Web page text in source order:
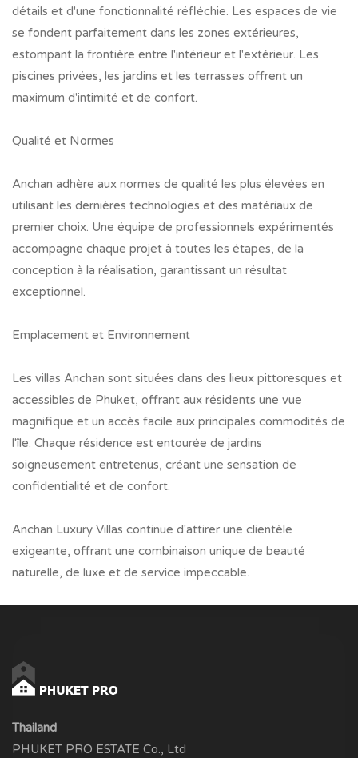
détails et d'une fonctionnalité réfléchie. Les espaces de vie
se fondent parfaitement dans les zones extérieures,
estompant la frontière entre l'intérieur et l'extérieur. Les
piscines privées, les jardins et les terrasses offrent un
maximum d'intimité et de confort.
Qualité et Normes
Anchan adhère aux normes de qualité les plus élevées en
utilisant les dernières technologies et des matériaux de
premier choix. Une équipe de professionnels expérimentés
accompagne chaque projet à toutes les étapes, de la
conception à la réalisation, garantissant un résultat
exceptionnel.
Emplacement et Environnement
Les villas Anchan sont situées dans des lieux pittoresques et
accessibles de Phuket, offrant aux résidents une vue
magnifique et un accès facile aux principales commodités de
l'île. Chaque résidence est entourée de jardins
soigneusement entretenus, créant une sensation de
confidentialité et de confort.
Anchan Luxury Villas continue d'attirer une clientèle
exigeante, offrant une combinaison unique de beauté
naturelle, de luxe et de service impeccable.
Thailand
PHUKET PRO ESTATE Co., Ltd